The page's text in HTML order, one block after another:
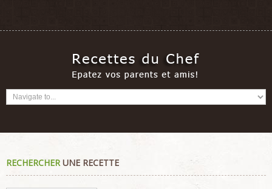
RECHERCHERUNE RECETTE